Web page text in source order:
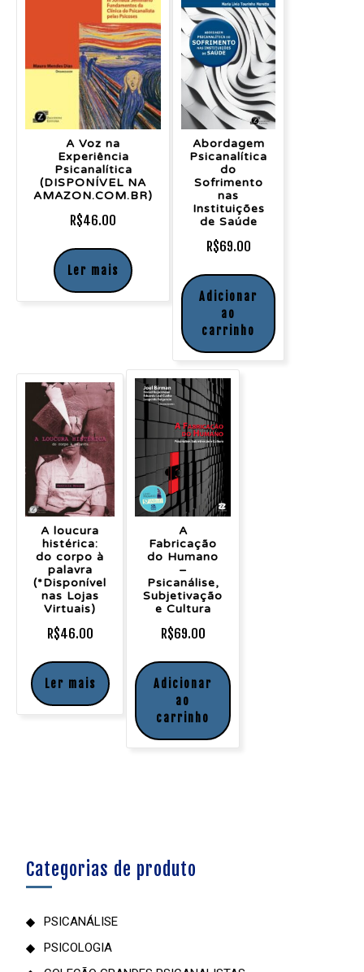
A Voz na
Experiência
Psicanalítica
(DISPONÍVEL NA
AMAZON.COM.BR)
R$46.00
Ler mais
Abordagem
Psicanalítica
do
Sofrimento
nas
Instituições
de Saúde
R$69.00
Adicionar
ao
carrinho
A loucura
histérica:
do corpo à
palavra
(*Disponível
nas Lojas
Virtuais)
R$46.00
Ler mais
A
Fabricação
do Humano
–
Psicanálise,
Subjetivação
e Cultura
R$69.00
Adicionar
ao
carrinho
Categorias de produto
PSICANÁLISE
PSICOLOGIA